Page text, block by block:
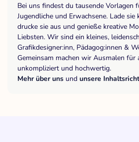
Bei uns findest du tausende Vorlagen
Jugendliche und Erwachsene. Lade
drucke sie aus und genieße kreative
Liebsten. Wir sind ein kleines,
Grafikdesigner:inn, Pädagog:innen &
Gemeinsam machen wir Ausmalen für
unkompliziert und hochwertig.
Mehr über uns und unsere